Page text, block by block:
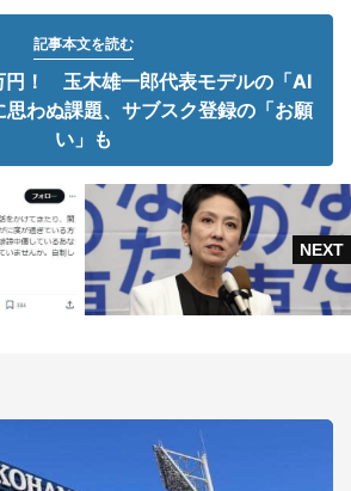
記事本文を読む
円！ 玉木雄一郎代表モデルの「AI
思わぬ課題、サブスク登録の「お願
い」も